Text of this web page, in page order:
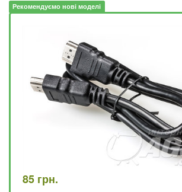
Рекомендуємо нові моделі
85 грн.